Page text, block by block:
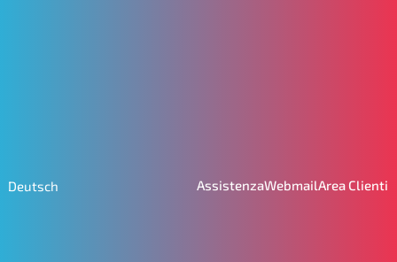
Deutsch AssistenzaWebmailArea Clienti